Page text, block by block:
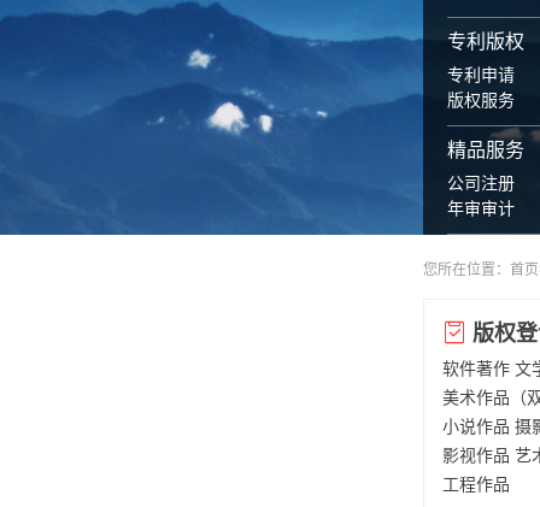
专利版权
专利申请
版权服务
精品服务
公司注册
年审审计
您所在位置： 首页
版权
软件著作 文
美术作品（
小说作品 摄
影视作品 艺
工程作品